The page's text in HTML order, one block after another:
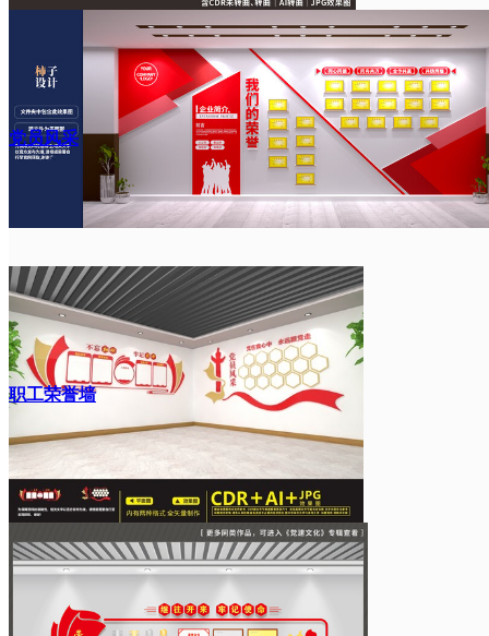
党员风采
职工荣誉墙